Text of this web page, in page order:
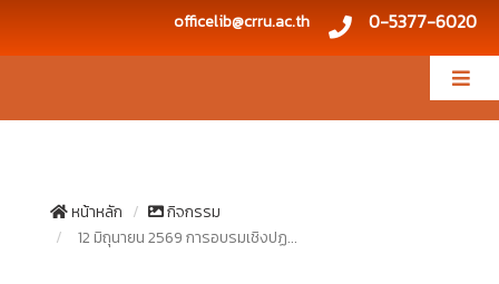
officelib@crru.ac.th 0-5377-6020
หน้าหลัก
กิจกรรม
12 มิถุนายน 2569 การอบรมเชิงปฏ...